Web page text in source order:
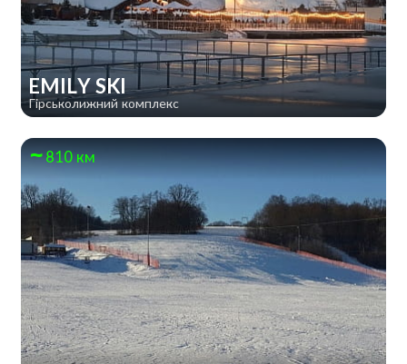
EMILY SKI
Гірськолижний комплекс
810 км